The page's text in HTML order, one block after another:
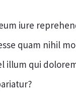
iure
quam nihil
illum qui